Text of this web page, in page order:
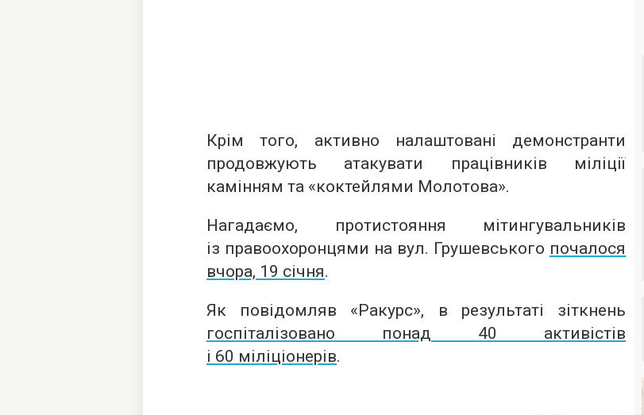
Крім того, активно налаштовані демонстранти
продовжують атакувати працівників міліції
камінням та «коктейлями Молотова».
Нагадаємо, протистояння мітингувальників
із правоохоронцями на вул. Грушевського почалося
вчора, 19 січня.
Як повідомляв «Ракурс», в результаті зіткнень
госпіталізовано понад 40 активістів
і 60 міліціонерів.